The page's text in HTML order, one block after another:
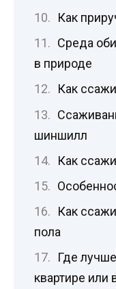
Как
Среда
в природе
Как
шиншилл
Как
Как
пола
Где
квартире или